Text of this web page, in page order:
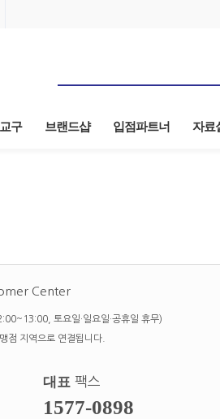
구 브랜드샵 입점파트너 자료
Center
토요일·일요일·공휴일 휴무)
점 지역으로 연결됩니다.
대표 팩스
1577-0898